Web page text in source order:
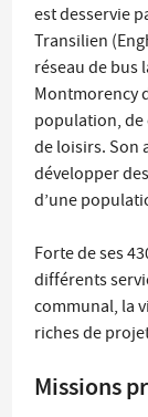
est desservie
Transilien
réseau de bus
Montmorency
population, de
de loisirs. Son
développer
d’une
Forte de ses
différents
communal, la
riches de
Missions